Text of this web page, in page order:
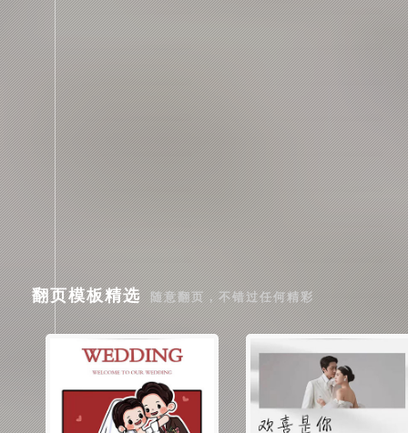
翻页模板精选随意翻页，不错过任何精彩